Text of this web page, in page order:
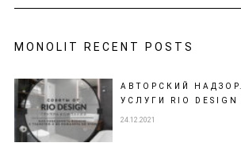
MONOLIT RECENT POSTS
АВТОРСКИЙ НАДЗОР.
УСЛУГИ RIO DESIGN
24.12.2021